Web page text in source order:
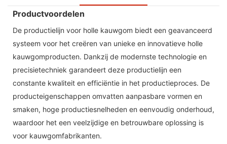
Productvoordelen
De productielijn voor holle kauwgom biedt een geavanceerd
systeem voor het creëren van unieke en innovatieve holle
kauwgomproducten. Dankzij de modernste technologie en
precisietechniek garandeert deze productielijn een
constante kwaliteit en efficiëntie in het productieproces. De
producteigenschappen omvatten aanpasbare vormen en
smaken, hoge productiesnelheden en eenvoudig onderhoud,
waardoor het een veelzijdige en betrouwbare oplossing is
voor kauwgomfabrikanten.